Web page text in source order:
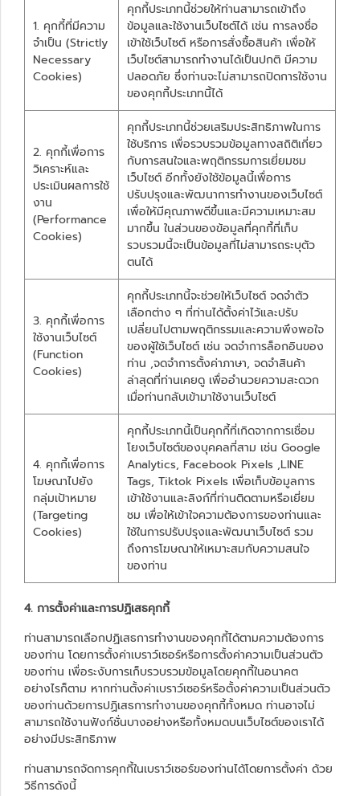
1. คุกกี้ที่มีความ
จำเป็น (Strictly
Necessary
Cookies)
คุกกี้ประเภทนี้ช่วยให้ท่านสามารถเข้าถึง
ข้อมูลและใช้งานเว็บไซต์ได้ เช่น การลงชื่อ
เข้าใช้เว็บไซต์ หรือการสั่งซื้อสินค้า เพื่อให้
เว็บไซต์สามารถทำงานได้เป็นปกติ มีความ
ปลอดภัย ซึ่งท่านจะไม่สามารถปิดการใช้งาน
ของคุกกี้ประเภทนี้ได้
2. คุกกี้เพื่อการ
วิเคราะห์และ
ประเมินผลการใช้
งาน
(Performance
Cookies)
คุกกี้ประเภทนี้ช่วยเสริมประสิทธิภาพในการ
ใช้บริการ เพื่อรวบรวมข้อมูลทางสถิติเกี่ยว
กับการสนใจและพฤติกรรมการเยี่ยมชม
เว็บไซต์ อีกทั้งยังใช้ข้อมูลนี้เพื่อการ
ปรับปรุงและพัฒนาการทำงานของเว็บไซต์
เพื่อให้มีคุณภาพดีขึ้นและมีความเหมาะสม
มากขึ้น ในส่วนของข้อมูลที่คุกกี้ที่เก็บ
รวบรวมนี้จะเป็นข้อมูลที่ไม่สามารถระบุตัว
ตนได้
3. คุกกี้เพื่อการ
ใช้งานเว็บไซต์
(Function
Cookies)
คุกกี้ประเภทนี้จะช่วยให้เว็บไซต์ จดจำตัว
เลือกต่าง ๆ ที่ท่านได้ตั้งค่าไว้และปรับ
เปลี่ยนไปตามพฤติกรรมและความพึงพอใจ
ของผู้ใช้เว็บไซต์ เช่น จดจำการล็อกอินของ
ท่าน ,จดจำการตั้งค่าภาษา, จดจำสินค้า
ล่าสุดที่ท่านเคยดู เพื่ออำนวยความสะดวก
เมื่อท่านกลับเข้ามาใช้งานเว็บไซต์
4. คุกกี้เพื่อการ
โฆษณาไปยัง
กลุ่มเป้าหมาย
(Targeting
Cookies)
คุกกี้ประเภทนี้เป็นคุกกี้ที่เกิดจากการเชื่อม
โยงเว็บไซต์ของบุคคลที่สาม เช่น Google
Analytics, Facebook Pixels ,LINE
Tags, Tiktok Pixels เพื่อเก็บข้อมูลการ
เข้าใช้งานและลิงก์ที่ท่านติดตามหรือเยี่ยม
ชม เพื่อให้เข้าใจความต้องการของท่านและ
ใช้ในการปรับปรุงและพัฒนาเว็บไซต์ รวม
ถึงการโฆษณาให้เหมาะสมกับความสนใจ
ของท่าน
4. การตั้งค่าและการปฏิเสธคุกกี้
ท่านสามารถเลือกปฏิเสธการทำงานของคุกกี้ได้ตามความต้องการ
ของท่าน โดยการตั้งค่าเบราว์เซอร์หรือการตั้งค่าความเป็นส่วนตัว
ของท่าน เพื่อระงับการเก็บรวบรวมข้อมูลโดยคุกกี้ในอนาคต
อย่างไรก็ตาม หากท่านตั้งค่าเบราว์เซอร์หรือตั้งค่าความเป็นส่วนตัว
ของท่านด้วยการปฏิเสธการทำงานของคุกกี้ทั้งหมด ท่านอาจไม่
สามารถใช้งานฟังก์ชั่นบางอย่างหรือทั้งหมดบนเว็บไซต์ของเราได้
อย่างมีประสิทธิภาพ
ท่านสามารถจัดการคุกกี้ในเบราว์เซอร์ของท่านได้โดยการตั้งค่า ด้วย
วิธีการดังนี้